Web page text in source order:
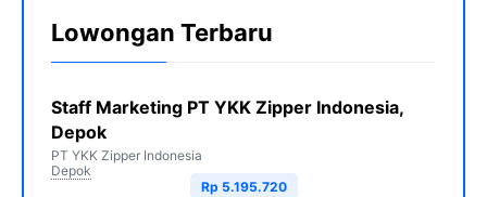
Lowongan Terbaru
Staff Marketing PT YKK Zipper Indonesia,
Depok
PT YKK Zipper Indonesia
Depok
Rp 5.195.720